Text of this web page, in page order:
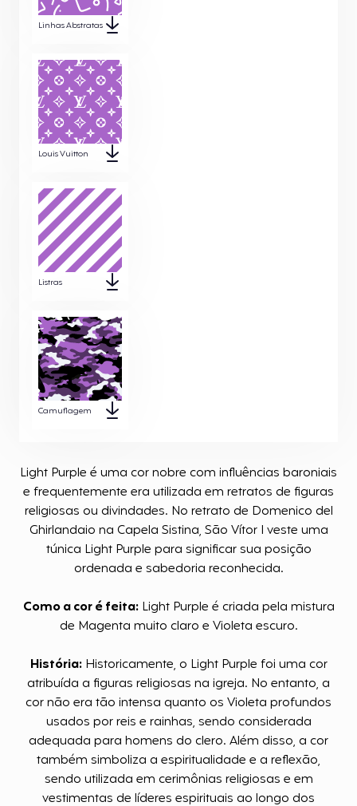
Light Purple é uma cor nobre com influências baroniais
e frequentemente era utilizada em retratos de figuras
religiosas ou divindades. No retrato de Domenico del
Ghirlandaio na Capela Sistina, São Vítor I veste uma
túnica Light Purple para significar sua posição
ordenada e sabedoria reconhecida.
Como a cor é feita:Light Purple é criada pela mistura
de Magenta muito claro e Violeta escuro.
História:Historicamente, o Light Purple foi uma cor
atribuída a figuras religiosas na igreja. No entanto, a
cor não era tão intensa quanto os Violeta profundos
usados por reis e rainhas, sendo considerada
adequada para homens do clero. Além disso, a cor
também simboliza a espiritualidade e a reflexão,
sendo utilizada em cerimônias religiosas e em
vestimentas de líderes espirituais ao longo dos
Linhas Abstratas
Louis Vuitton
Listras
Camuflagem